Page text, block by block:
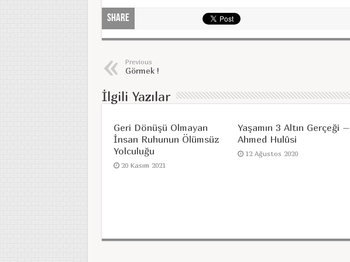
Share
Previous
Görmek !
İlgili Yazılar
Geri Dönüşü Olmayan
İnsan Ruhunun Ölümsüz
Yolculuğu
20 Kasım 2021
Yaşamın 3 Altın Gerçeği –
Ahmed Hulûsi
12 Ağustos 2020